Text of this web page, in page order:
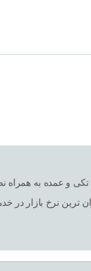
ترین نرخ بازار